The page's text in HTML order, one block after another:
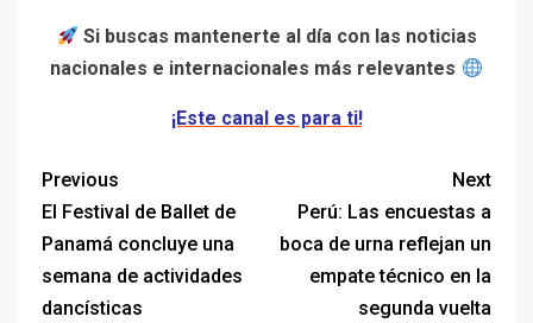
Si buscas mantenerte al día con las noticias
nacionales e internacionales más relevantes
¡Este canal es para ti!
Previous
El Festival de Ballet de
Panamá concluye una
semana de actividades
dancísticas
Next
Perú: Las encuestas a
boca de urna reflejan un
empate técnico en la
segunda vuelta